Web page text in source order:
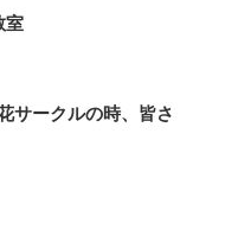
室
サークルの時、皆さ